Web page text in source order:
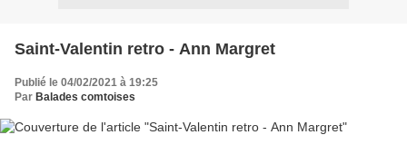
Saint-Valentin retro - Ann Margret
Publié le 04/02/2021 à 19:25
Par Balades comtoises